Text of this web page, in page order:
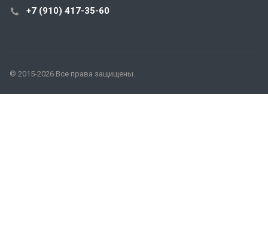
+7 (910) 417-35-60
© 2015-2026 Все права защищены.